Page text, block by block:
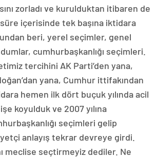
zorladı ve kurulduktan itibaren de
süre içerisinde tek başına iktidara
beri, yerel seçimler, genel
cumhurbaşkanlığı seçimleri.
tercihini AK Parti’den yana,
yana, Cumhur ittifakından
hemen ilk dört buçuk yılında acil
koyulduk ve 2007 yılına
seçimleri gelip
anlayış tekrar devreye girdi.
meclise seçtirmeyiz dediler. Ne